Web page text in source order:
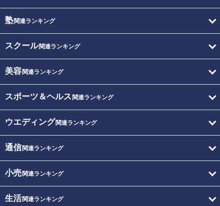
塾関連ランキング
スクール関連ランキング
美容関連ランキング
スポーツ＆ヘルス 関連ランキング
ウエディング関連ランキング
通信関連ランキング
小売関連ランキング
生活関連ランキング